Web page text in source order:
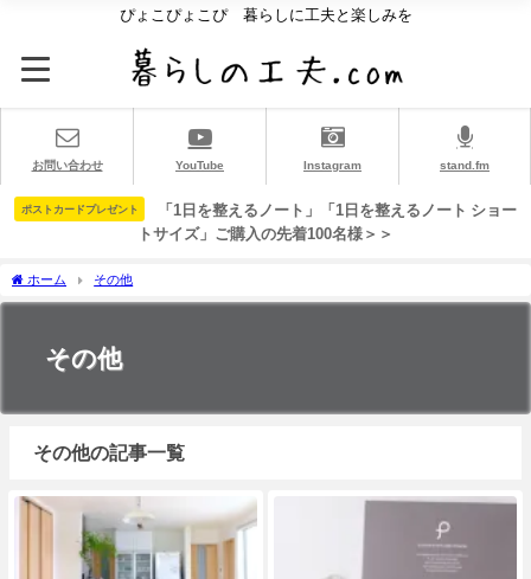
ぴょこぴょこぴ 暮らしに工夫と楽しみを
お問い合わせ YouTube Instagram stand.fm
ポストカードプレゼント
「1日を整えるノート」「1日を整えるノート ショー
トサイズ」ご購入の先着100名様＞＞
ホーム その他
その他
その他の記事一覧